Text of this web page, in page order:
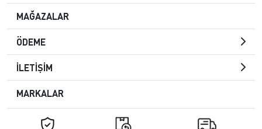
MAĞAZALAR
ÖDEME
İLETİŞİM
MARKALAR